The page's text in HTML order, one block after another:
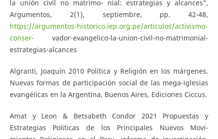
la unión civil no matrimo- nial: estrategias y alcances”,
Argumentos, 2(1), septiembre, pp. 42-48,
https://argumentos-historico.iep.org.pe/articulos/activismo-
conser- vador-evangelico-la-union-civil-no-matrimonial-
estrategias-alcances
Algranti, Joaquín 2010 Política y Religión en los márgenes.
Nuevas formas de participación social de las mega-iglesias
evangélicas en la Argentina, Buenos Aires, Ediciones Ciccus.
Amat y Leon & Betsabeth Condor 2021 Propuestas y
Estrategias Politicas de los Principales Nuevos Movi-